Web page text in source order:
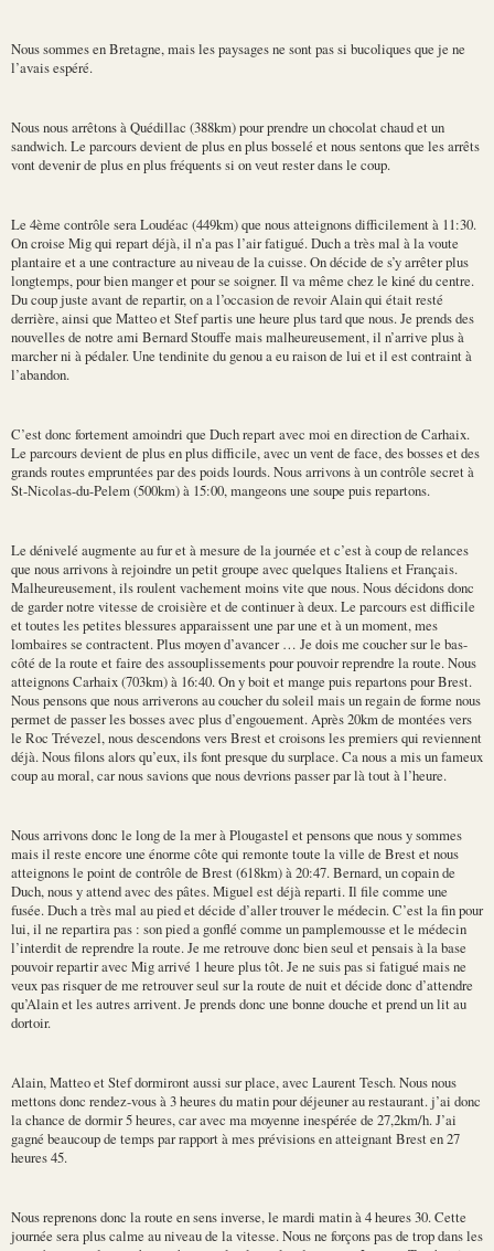
Nous sommes en Bretagne, mais les paysages ne sont pas si bucoliques que je ne
l’avais espéré.
Nous nous arrêtons à Quédillac (388km) pour prendre un chocolat chaud et un
sandwich. Le parcours devient de plus en plus bosselé et nous sentons que les arrêts
vont devenir de plus en plus fréquents si on veut rester dans le coup.
Le 4ème contrôle sera Loudéac (449km) que nous atteignons difficilement à 11:30.
On croise Mig qui repart déjà, il n’a pas l’air fatigué. Duch a très mal à la voute
plantaire et a une contracture au niveau de la cuisse. On décide de s’y arrêter plus
longtemps, pour bien manger et pour se soigner. Il va même chez le kiné du centre.
Du coup juste avant de repartir, on a l’occasion de revoir Alain qui était resté
derrière, ainsi que Matteo et Stef partis une heure plus tard que nous. Je prends des
nouvelles de notre ami Bernard Stouffe mais malheureusement, il n’arrive plus à
marcher ni à pédaler. Une tendinite du genou a eu raison de lui et il est contraint à
l’abandon.
C’est donc fortement amoindri que Duch repart avec moi en direction de Carhaix.
Le parcours devient de plus en plus difficile, avec un vent de face, des bosses et des
grands routes empruntées par des poids lourds. Nous arrivons à un contrôle secret à
St-Nicolas-du-Pelem (500km) à 15:00, mangeons une soupe puis repartons.
Le dénivelé augmente au fur et à mesure de la journée et c’est à coup de relances
que nous arrivons à rejoindre un petit groupe avec quelques Italiens et Français.
Malheureusement, ils roulent vachement moins vite que nous. Nous décidons donc
de garder notre vitesse de croisière et de continuer à deux. Le parcours est difficile
et toutes les petites blessures apparaissent une par une et à un moment, mes
lombaires se contractent. Plus moyen d’avancer … Je dois me coucher sur le bas-
côté de la route et faire des assouplissements pour pouvoir reprendre la route. Nous
atteignons Carhaix (703km) à 16:40. On y boit et mange puis repartons pour Brest.
Nous pensons que nous arriverons au coucher du soleil mais un regain de forme nous
permet de passer les bosses avec plus d’engouement. Après 20km de montées vers
le Roc Trévezel, nous descendons vers Brest et croisons les premiers qui reviennent
déjà. Nous filons alors qu’eux, ils font presque du surplace. Ca nous a mis un fameux
coup au moral, car nous savions que nous devrions passer par là tout à l’heure.
Nous arrivons donc le long de la mer à Plougastel et pensons que nous y sommes
mais il reste encore une énorme côte qui remonte toute la ville de Brest et nous
atteignons le point de contrôle de Brest (618km) à 20:47. Bernard, un copain de
Duch, nous y attend avec des pâtes. Miguel est déjà reparti. Il file comme une
fusée. Duch a très mal au pied et décide d’aller trouver le médecin. C’est la fin pour
lui, il ne repartira pas : son pied a gonflé comme un pamplemousse et le médecin
l’interdit de reprendre la route. Je me retrouve donc bien seul et pensais à la base
pouvoir repartir avec Mig arrivé 1 heure plus tôt. Je ne suis pas si fatigué mais ne
veux pas risquer de me retrouver seul sur la route de nuit et décide donc d’attendre
qu’Alain et les autres arrivent. Je prends donc une bonne douche et prend un lit au
dortoir.
Alain, Matteo et Stef dormiront aussi sur place, avec Laurent Tesch. Nous nous
mettons donc rendez-vous à 3 heures du matin pour déjeuner au restaurant. j’ai donc
la chance de dormir 5 heures, car avec ma moyenne inespérée de 27,2km/h. J’ai
gagné beaucoup de temps par rapport à mes prévisions en atteignant Brest en 27
heures 45.
Nous reprenons donc la route en sens inverse, le mardi matin à 4 heures 30. Cette
journée sera plus calme au niveau de la vitesse. Nous ne forçons pas de trop dans les